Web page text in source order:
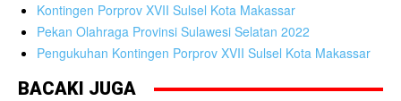
Kontingen Porprov XVII Sulsel Kota Makassar
Pekan Olahraga Provinsi Sulawesi Selatan 2022
Pengukuhan Kontingen Porprov XVII Sulsel Kota Makassar
BACAKI JUGA